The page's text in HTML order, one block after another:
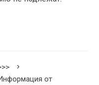
от